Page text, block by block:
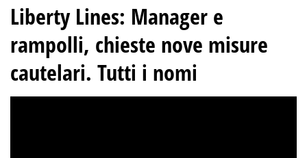
Liberty Lines: Manager e
rampolli, chieste nove misure
cautelari. Tutti i nomi